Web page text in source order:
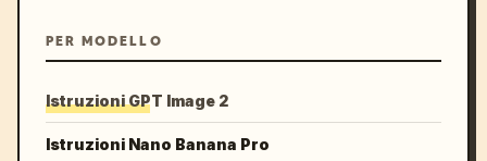
PER MODELLO
Istruzioni GPT Image 2
Istruzioni Nano Banana Pro